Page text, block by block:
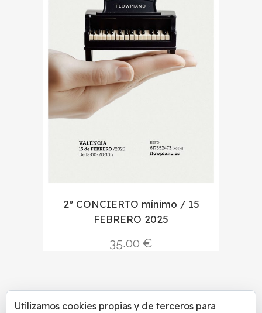
2º CONCIERTO mínimo / 15
FEBRERO 2025
35.00 €
Utilizamos cookies propias y de terceros para